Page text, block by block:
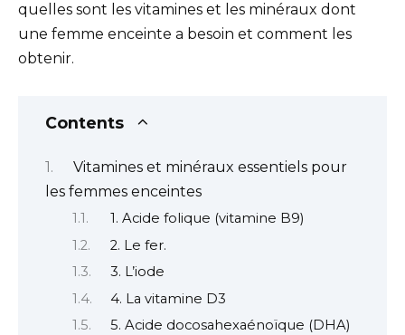
quelles sont les vitamines et les minéraux dont
une femme enceinte a besoin et comment les
obtenir.
Contents
Vitamines et minéraux essentiels pour
les femmes enceintes
1. Acide folique (vitamine B9)
2. Le fer.
3. L’iode
4. La vitamine D3
5. Acide docosahexaénoïque (DHA)